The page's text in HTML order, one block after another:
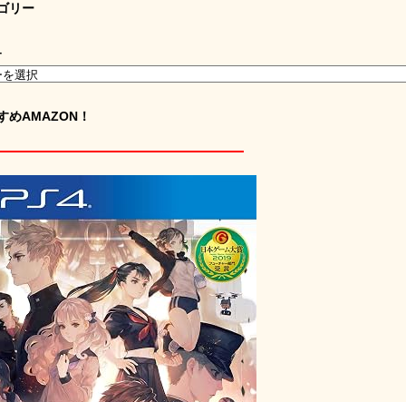
リー
めAMAZON！